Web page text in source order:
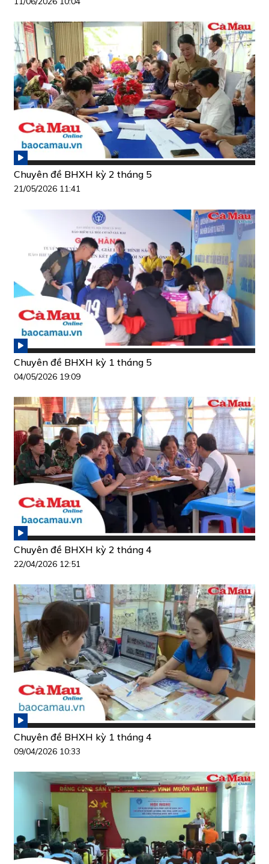
Chuyên đề BHXH kỳ 2 tháng 5
21/05/2026 11:41
Chuyên đề BHXH kỳ 1 tháng 5
04/05/2026 19:09
Chuyên đề BHXH kỳ 2 tháng 4
22/04/2026 12:51
Chuyên đề BHXH kỳ 1 tháng 4
09/04/2026 10:33